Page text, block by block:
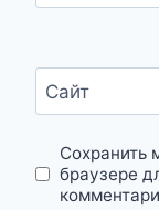
Сайт
Сохранить
браузере